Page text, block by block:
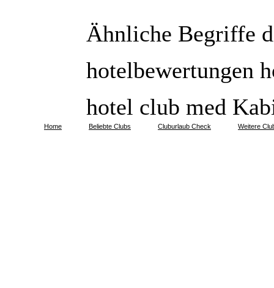
Ähnliche Begriffe
hotelbewertungen
hotel club med
Home Beliebte Clubs Cluburlaub Check Weitere